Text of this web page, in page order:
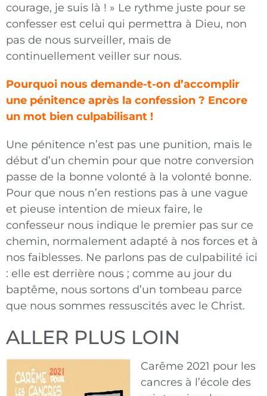
courage, je suis là ! » Le rythme juste pour se
confesser est celui qui permettra à Dieu, non
pas de nous surveiller, mais de
continuellement veiller sur nous.
Pourquoi nous demande-t-on d’accomplir
une pénitence après la confession ? Encore
un mot bien culpabilisant !
Une pénitence n’est pas une punition, mais le
début d’un chemin pour que notre conversion
passe de la bonne volonté à la volonté bonne.
Pour que nous n’en restions pas à une vague
et pieuse intention de mieux faire, le
confesseur nous indique le premier pas sur ce
chemin, normalement adapté à nos forces et à
nos faiblesses. Ne parlons pas de culpabilité ici
: elle est derrière nous ; comme au jour du
baptême, nous sortons d’un tombeau parce
que nous sommes ressuscités avec le Christ.
ALLER PLUS LOIN
Carême 2021 pour les
cancres à l’école des